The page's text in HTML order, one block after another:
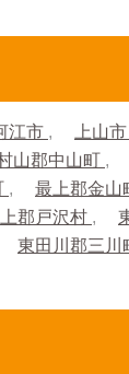
江市 上山市
山郡中山町
最上郡金山
郡戸沢村
東田川郡三川